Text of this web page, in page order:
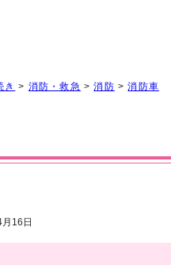
き > 消防・救急 >消防 >消防車
16日